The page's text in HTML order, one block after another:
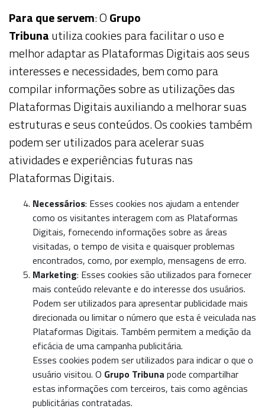
Para que servem: OGrupo
Tribunautilizacookiespara facilitar o uso e
melhor adaptar as Plataformas Digitais aos seus
interesses e necessidades, bem como para
compilar informações sobre as utilizações das
Plataformas Digitais auxiliando a melhorar suas
estruturas e seus conteúdos. Oscookiestambém
podem ser utilizados para acelerar suas
atividades e experiências futuras nas
Plataformas Digitais.
Necessários: Esses cookies nos ajudam a entender
como os visitantes interagem com as Plataformas
Digitais, fornecendo informações sobre as áreas
visitadas, o tempo de visita e quaisquer problemas
encontrados, como, por exemplo, mensagens de erro.
Marketing: Esses cookies são utilizados para fornecer
mais conteúdo relevante e do interesse dos usuários.
Podem ser utilizados para apresentar publicidade mais
direcionada ou limitar o número que esta é veiculada nas
Plataformas Digitais. Também permitem a medição da
eficácia de uma campanha publicitária.
Esses cookies podem ser utilizados para indicar o que o
usuário visitou. O Grupo Tribuna pode compartilhar
estas informações com terceiros, tais como agências
publicitárias contratadas.